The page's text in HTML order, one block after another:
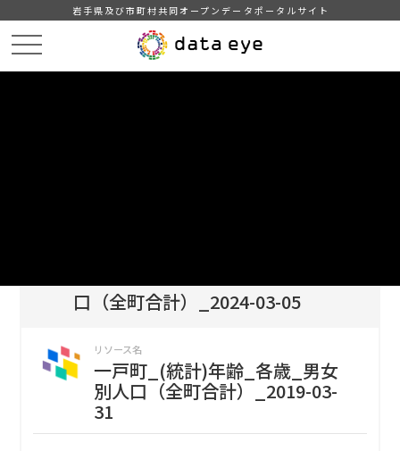
岩手県及び市町村共同オープンデータポータルサイト
口（全町合計）_2024-03-05
リソース名
一戸町_(統計)年齢_各歳_男女
別人口（全町合計）_2019-03-
31